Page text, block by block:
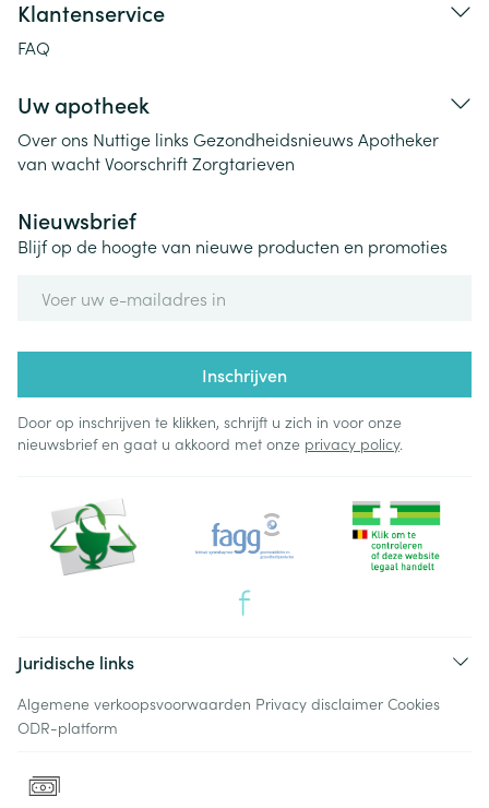
Klantenservice
FAQ
Uw apotheek
Over ons Nuttige links Gezondheidsnieuws Apotheker
van wachtVoorschriftZorgtarieven
Nieuwsbrief
Blijf op de hoogte van nieuwe producten en promoties
Inschrijven
Door op inschrijven te klikken, schrijft u zich in voor onze
nieuwsbrief en gaat u akkoord met onze privacy policy.
Juridische links
Algemene verkoopsvoorwaarden Privacy disclaimer Cookies
ODR-platform